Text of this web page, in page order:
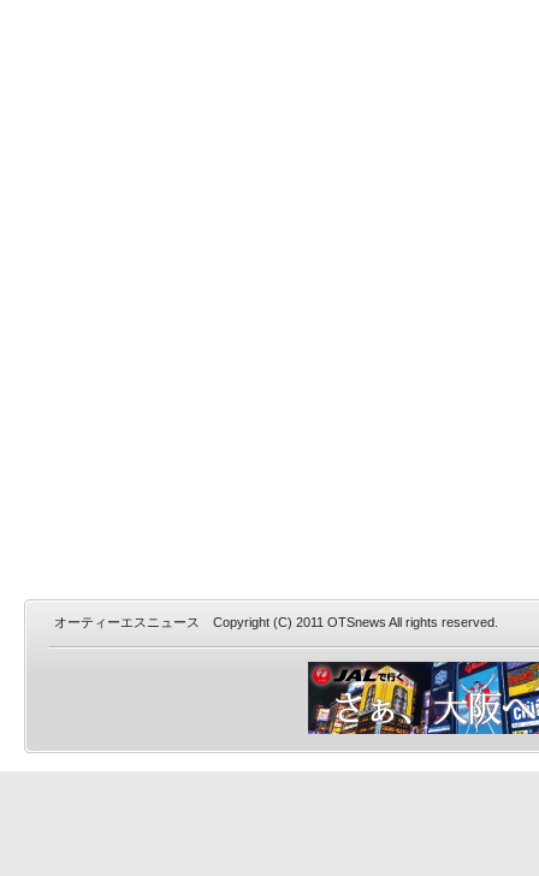
オーティーエスニュース Copyright (C) 2011 OTSnews All rights reserved.